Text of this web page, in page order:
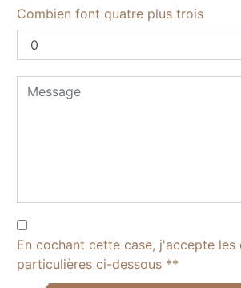
Combien font quatre plus trois
En cochant cette case, j'accepte les
particulières ci-dessous **